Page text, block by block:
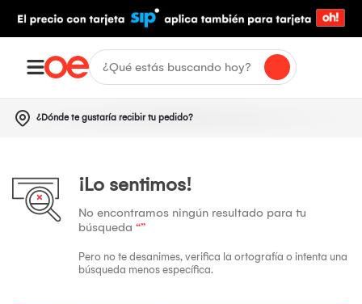
¿Dónde te gustaría recibir tu pedido?
¡Lo sentimos!
No encontramos ningún resultado para tu
búsqueda “”
Pero no te desanimes, verifica la ortografía o intenta una
búsqueda menos específica.